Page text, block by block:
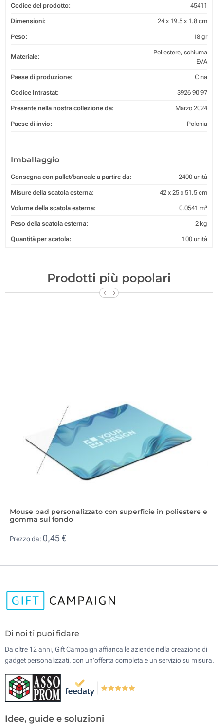
Codice del prodotto: 45411
Dimensioni: 24 x 19.5 x 1.8 cm
Peso: 18 gr
Materiale:
Poliestere, schiuma
EVA
Paese di produzione: Cina
Codice Intrastat: 3926 90 97
Presente nella nostra collezione da: Marzo 2024
Paese di invio: Polonia
Imballaggio
Consegna con pallet/bancale a partire da: 2400 unità
Misure della scatola esterna: 42 x 25 x 51.5 cm
Volume della scatola esterna: 0.0541 m³
Peso della scatola esterna: 2 kg
Quantità per scatola: 100 unità
Prodotti più popolari
Mouse pad personalizzato con superficie in poliestere e
gomma sul fondo
Prezzo da: 0,45 €
Di noi ti puoi fidare
Da oltre 12 anni, Gift Campaign affianca le aziende nella creazione di
gadget personalizzati, con un'offerta completa e un servizio su misura.
Idee, guide e soluzioni